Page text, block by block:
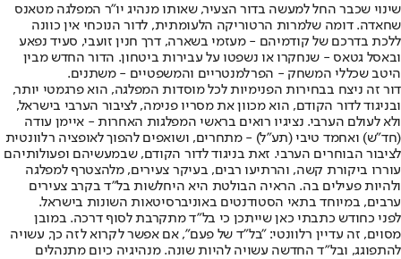
שינוי שכבר החל למעשה בדור הצעיר, שאותו מנהיג יו"ר המפלגה מטאנס
שחאדה. דומה שלמרות הרטוריקה הלעומתית, לדור הנוכחי אין כוונה
ללכת בדרכם של קודמיהם - מעזמי בשארה, דרך חנין זועבי, סעיד נפאע
ובאסל גטאס - שנחקרו או נשפטו על עבירות ביטחון. הדור החדש מבין
היטב שכללי המשחק - הפרלמנטריים והמשפטיים - משתנים.
דור זה ניצח בבחירות הפנימיות לכל מוסדות המפלגה, הוא פרגמטי יותר,
ובניגוד לדור הקודם, הוא מכוון את מסריו פנימה, לציבור הערבי בישראל,
ולא לעולם הערבי. נציגיו רואים בראשי המפלגות האחרות - איימן עודה
(חד"ש) ואחמד טיבי (תע"ל) - מתחרים, ושואפים להפוך לאופציה רלוונטית
לציבור הבוחרים הערבי. זאת בניגוד לדור הקודם, שבמעשיהם ופעולותיהם
עוררו ביקורת קשה, והרתיעו רבים, בעיקר צעירים, מלהצטרף למפלגה
ולהיות פעילים בה. הראיה הבולטת היא היחלשות בל"ד בקרב צעירים
ערבים, במיוחד בתאי הסטודנטים באוניברסיטאות השונות בישראל.
לפני כחודש כתבתי כאן שייתכן כי בל"ד מתקרבת לסוף דרכה. במובן
מסוים, זה עדיין רלוונטי: "בל"ד של פעם", אם אפשר לקרוא לזה כך, עשויה
להתפוגג, ובל"ד החדשה עשויה להיות שונה. מנהיגיה כיום מתנהלים